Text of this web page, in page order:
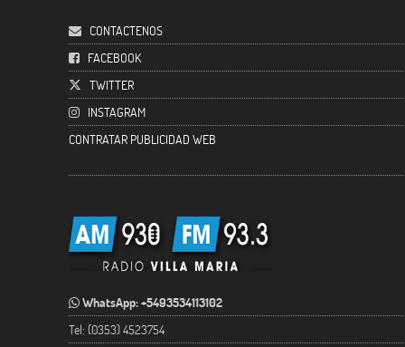
CONTACTENOS
FACEBOOK
TWITTER
INSTAGRAM
CONTRATAR PUBLICIDAD WEB
WhatsApp: +5493534113102
Tel: (0353) 4523754